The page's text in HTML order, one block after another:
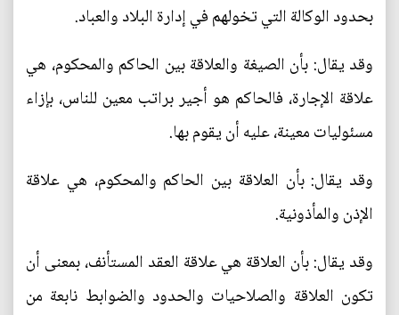
بحدود الوكالة التي تخولهم في إدارة البلاد والعباد.
وقد يقال: بأن الصيغة والعلاقة بين الحاكم والمحكوم، هي
علاقة الإجارة، فالحاكم هو أجير براتب معين للناس، بإزاء
مسئوليات معينة، عليه أن يقوم بها.
وقد يقال: بأن العلاقة بين الحاكم والمحكوم، هي علاقة
الإذن والمأذونية.
وقد يقال: بأن العلاقة هي علاقة العقد المستأنف، بمعنى أن
تكون العلاقة والصلاحيات والحدود والضوابط نابعة من